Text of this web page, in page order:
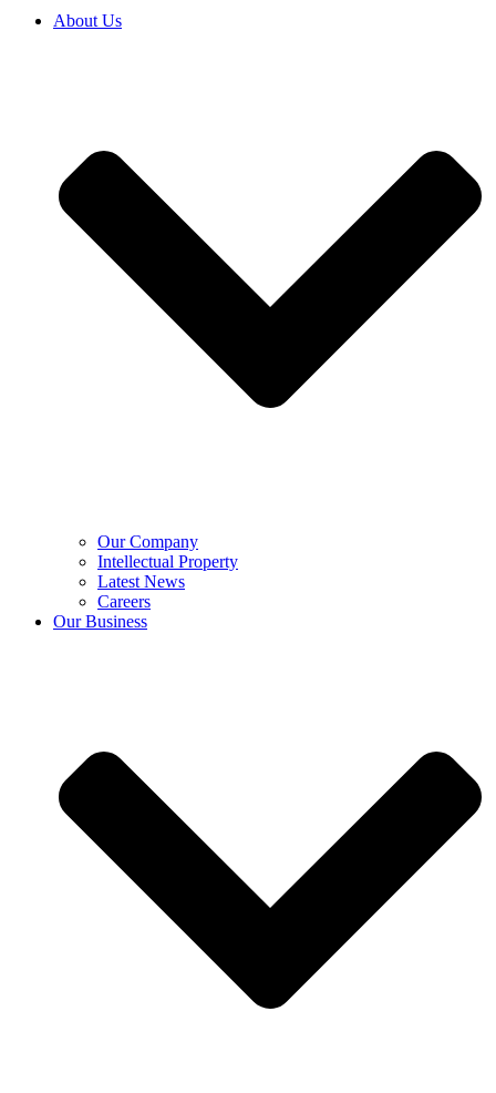
About Us
Our Company
Intellectual Property
Latest News
Careers
Our Business